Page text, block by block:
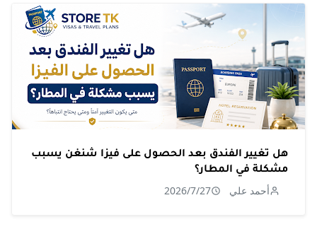
هل تغيير الفندق بعد الحصول على فيزا شنغن يسبب
مشكلة في المطار؟
أحمد علي 2026/7/27